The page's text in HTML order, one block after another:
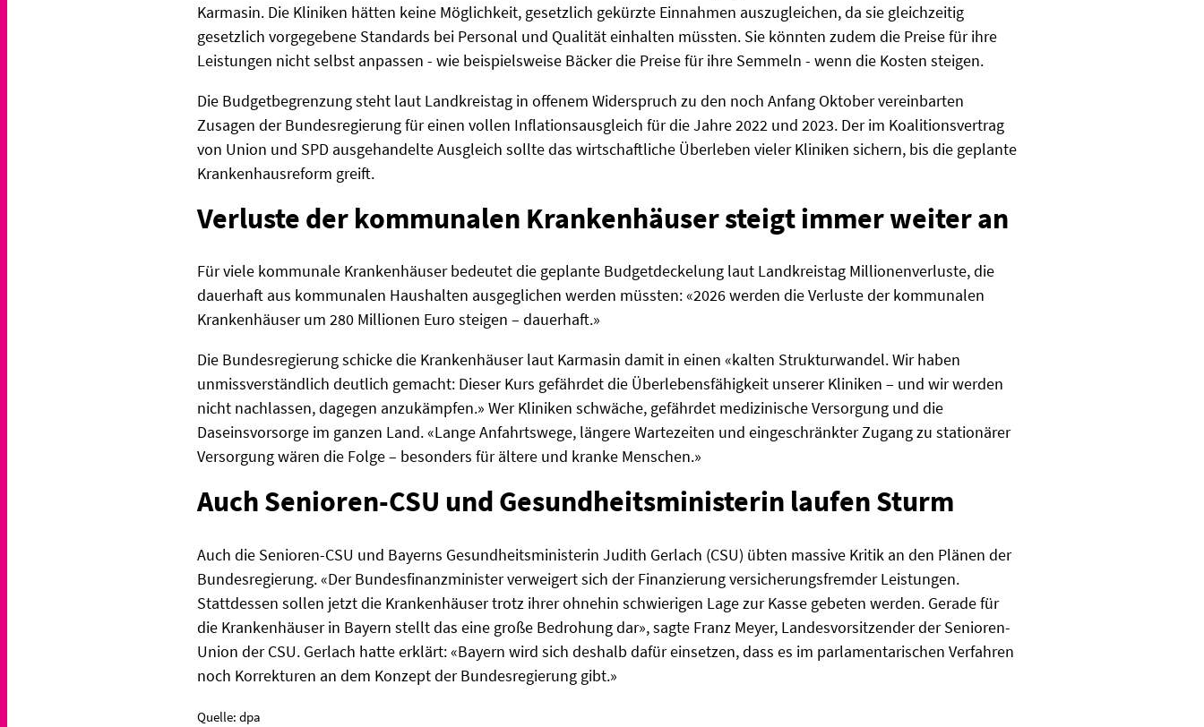
Karmasin. Die Kliniken hätten keine Möglichkeit, gesetzlich gekürzte Einnahmen auszugleichen, da sie gleichzeitig
gesetzlich vorgegebene Standards bei Personal und Qualität einhalten müssten. Sie könnten zudem die Preise für ihre
Leistungen nicht selbst anpassen - wie beispielsweise Bäcker die Preise für ihre Semmeln - wenn die Kosten steigen.
Die Budgetbegrenzung steht laut Landkreistag in offenem Widerspruch zu den noch Anfang Oktober vereinbarten
Zusagen der Bundesregierung für einen vollen Inflationsausgleich für die Jahre 2022 und 2023. Der im Koalitionsvertrag
von Union und SPD ausgehandelte Ausgleich sollte das wirtschaftliche Überleben vieler Kliniken sichern, bis die geplante
Krankenhausreform greift.
Verluste der kommunalen Krankenhäuser steigt immer weiter an
Für viele kommunale Krankenhäuser bedeutet die geplante Budgetdeckelung laut Landkreistag Millionenverluste, die
dauerhaft aus kommunalen Haushalten ausgeglichen werden müssten: «2026 werden die Verluste der kommunalen
Krankenhäuser um 280 Millionen Euro steigen – dauerhaft.»
Die Bundesregierung schicke die Krankenhäuser laut Karmasin damit in einen «kalten Strukturwandel. Wir haben
unmissverständlich deutlich gemacht: Dieser Kurs gefährdet die Überlebensfähigkeit unserer Kliniken – und wir werden
nicht nachlassen, dagegen anzukämpfen.» Wer Kliniken schwäche, gefährdet medizinische Versorgung und die
Daseinsvorsorge im ganzen Land. «Lange Anfahrtswege, längere Wartezeiten und eingeschränkter Zugang zu stationärer
Versorgung wären die Folge – besonders für ältere und kranke Menschen.»
Auch Senioren-CSU und Gesundheitsministerin laufen Sturm
Auch die Senioren-CSU und Bayerns Gesundheitsministerin Judith Gerlach (CSU) übten massive Kritik an den Plänen der
Bundesregierung. «Der Bundesfinanzminister verweigert sich der Finanzierung versicherungsfremder Leistungen.
Stattdessen sollen jetzt die Krankenhäuser trotz ihrer ohnehin schwierigen Lage zur Kasse gebeten werden. Gerade für
die Krankenhäuser in Bayern stellt das eine große Bedrohung dar», sagte Franz Meyer, Landesvorsitzender der Senioren-
Union der CSU. Gerlach hatte erklärt: «Bayern wird sich deshalb dafür einsetzen, dass es im parlamentarischen Verfahren
noch Korrekturen an dem Konzept der Bundesregierung gibt.»
Quelle: dpa